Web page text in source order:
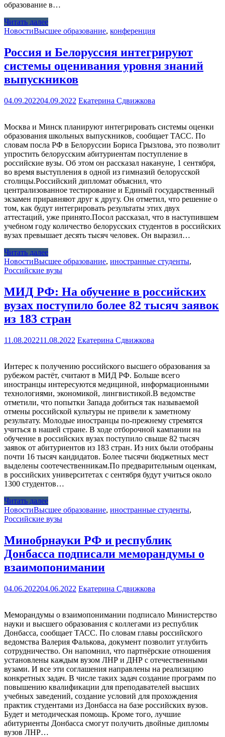
образование в…
Читать далее
НовостиВысшее образование, конференция
Россия и Белоруссия интегрируют
системы оценивания уровня знаний
выпускников
04.09.202204.09.2022 Екатерина Сдвижкова
Москва и Минск планируют интегрировать системы оценки
образования школьных выпускников, сообщает ТАСС. По
словам посла РФ в Белоруссии Бориса Грызлова, это позволит
упростить белорусским абитуриентам поступление в
российские вузы. Об этом он рассказал накануне, 1 сентября,
во время выступления в одной из гимназий белорусской
столицы.Российский дипломат объяснил, что
централизованное тестирование и Единый государственный
экзамен приравняют друг к другу. Он отметил, что решение о
том, как будут интегрировать результаты этих двух
аттестаций, уже принято.Посол рассказал, что в наступившем
учебном году количество белорусских студентов в российских
вузах превышает десять тысяч человек. Он выразил…
Читать далее
НовостиВысшее образование, иностранные студенты,
Российские вузы
МИД РФ: На обучение в российских
вузах поступило более 82 тысяч заявок
из 183 стран
11.08.202211.08.2022 Екатерина Сдвижкова
Интерес к получению российского высшего образования за
рубежом растёт, считают в МИД РФ. Больше всего
иностранцы интересуются медициной, информационными
технологиями, экономикой, лингвистикой.В ведомстве
отметили, что попытки Запада добиться так называемой
отмены российской культуры не привели к заметному
результату. Молодые иностранцы по-прежнему стремятся
учиться в нашей стране. В ходе отборочной кампании на
обучение в российских вузах поступило свыше 82 тысяч
заявок от абитуриентов из 183 стран. Из них были отобраны
почти 16 тысяч кандидатов. Более тысячи бюджетных мест
выделены соотечественникам.По предварительным оценкам,
в российских университетах с сентября будут учиться около
1300 студентов…
Читать далее
НовостиВысшее образование, иностранные студенты,
Российские вузы
Минобрнауки РФ и республик
Донбасса подписали меморандумы о
взаимопонимании
04.06.202204.06.2022 Екатерина Сдвижкова
Меморандумы о взаимопонимании подписало Министерство
науки и высшего образования с коллегами из республик
Донбасса, сообщает ТАСС. По словам главы российского
ведомства Валерия Фалькова, документ позволит углубить
сотрудничество. Он напомнил, что партнёрские отношения
установлены каждым вузом ЛНР и ДНР с отечественными
вузами. И все эти соглашения направлены на реализацию
конкретных задач. В числе таких задач создание программ по
повышению квалификации для преподавателей высших
учебных заведений, создание условий для прохождения
практик студентами из Донбасса на базе российских вузов.
Будет и методическая помощь. Кроме того, лучшие
абитуриенты Донбасса смогут получить двойные дипломы
вузов ЛНР…